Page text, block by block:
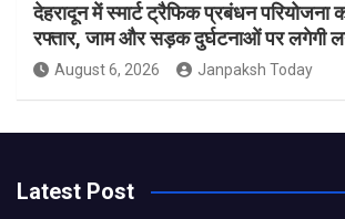
देहरादून में स्मार्ट ट्रैफिक प्रबंधन परियोजना
रफ्तार, जाम और सड़क दुर्घटनाओं पर लगेगी
August 6, 2026 Janpaksh Today
Latest Post